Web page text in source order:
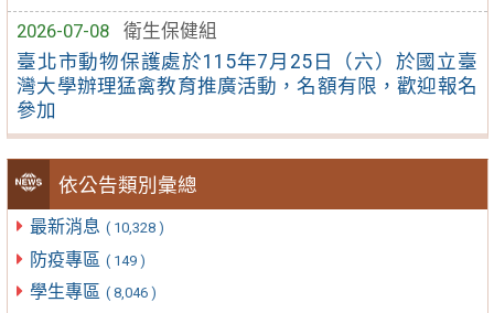
2026-07-08
衛生保健組
臺北市動物保護處於115年7月25日（六）於國立臺
灣大學辦理猛禽教育推廣活動，名額有限，歡迎報名
參加
依公告類別彙總
最新消息 ( 10,328 )
防疫專區 ( 149 )
學生專區 ( 8,046 )